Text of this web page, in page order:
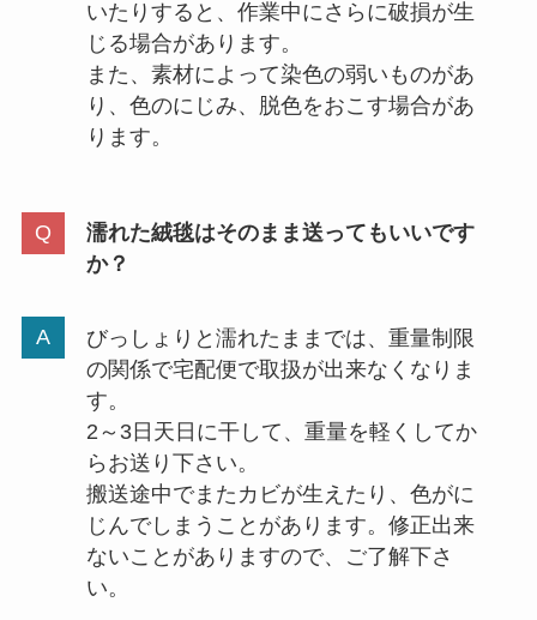
いたりすると、作業中にさらに破損が生
じる場合があります。
また、素材によって染色の弱いものがあ
り、色のにじみ、脱色をおこす場合があ
ります。
濡れた絨毯はそのまま送ってもいいです
か？
びっしょりと濡れたままでは、重量制限
の関係で宅配便で取扱が出来なくなりま
す。
2～3日天日に干して、重量を軽くしてか
らお送り下さい。
搬送途中でまたカビが生えたり、色がに
じんでしまうことがあります。修正出来
ないことがありますので、ご了解下さ
い。